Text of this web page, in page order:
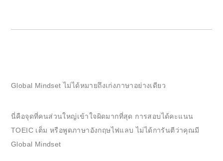
Global Mindset ไม่ได้หมายถึงเก่งภาษาอย่างเดียว
นี่คือจุดที่คนส่วนใหญ่เข้าใจผิดมากที่สุด การสอบได้คะแนน
TOEIC เต็ม หรือพูดภาษาอังกฤษไฟแลบ ไม่ได้การันตีว่าคุณมี
Global Mindset